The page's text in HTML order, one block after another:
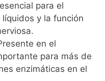
para el
y la función
en el
para más de
enzimáticas en el